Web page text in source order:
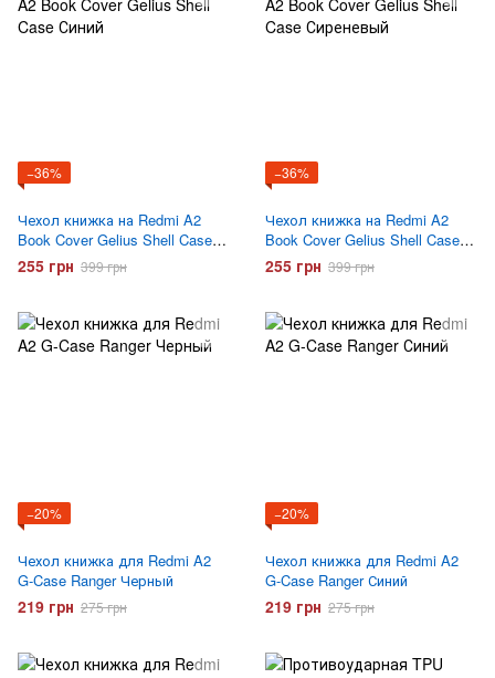
−36%
Чехол книжка на Redmi A2
Book Cover Gelius Shell Case
Синий
255 грн 399 грн
−36%
Чехол книжка на Redmi A2
Book Cover Gelius Shell Case
Сиреневый
255 грн 399 грн
−20%
Чехол книжка для Redmi A2
G-Case Ranger Черный
219 грн 275 грн
−20%
Чехол книжка для Redmi A2
G-Case Ranger Синий
219 грн 275 грн